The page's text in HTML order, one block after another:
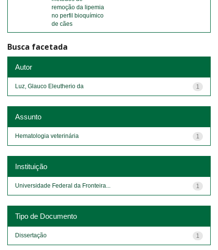
remoção da lipemia
no perfil bioquímico
de cães
Busca facetada
Autor
1
Luz, Glauco Eleutherio da
Assunto
1
Hematologia veterinária
Instituição
1
Universidade Federal da Fronteira...
Tipo de Documento
1
Dissertação